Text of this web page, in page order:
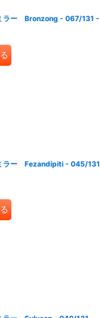
ラー Bronzong - 067/131 -
ラー Fezandipiti - 045/131